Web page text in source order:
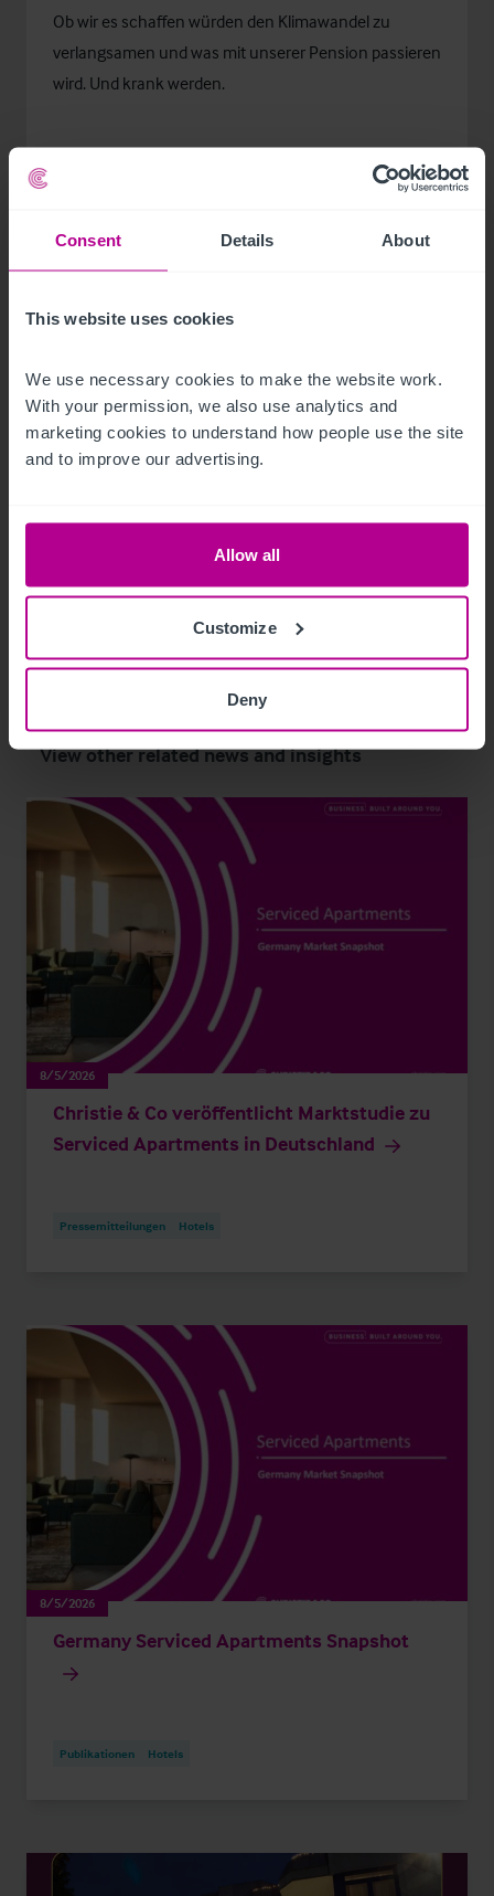
Consent Details About
This website uses cookies
We use necessary cookies to make the website work.
With your permission, we also use analytics and
marketing cookies to understand how people use the site
and to improve our advertising.
Allow all
Customize
Deny
Ob wir es schaffen würden den Klimawandel zu
verlangsamen und was mit unserer Pension passieren
wird. Und krank werden.
Was ist Deine Lieblings-Social-Media-Plattform?
Instagram und LinkedIn
Related Articles
View other related news and insights
8/5/2026
Christie & Co veröffentlicht Marktstudie zu
Serviced Apartments in Deutschland
Pressemitteilungen Hotels
8/5/2026
Germany Serviced Apartments Snapshot
Publikationen Hotels